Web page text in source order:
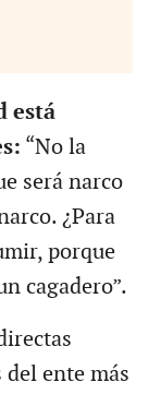
está
“No la
será narco
¿Para
porque
cagadero”.
ente más